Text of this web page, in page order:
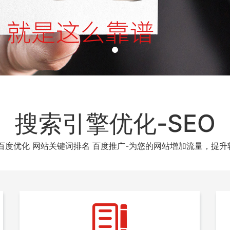
搜索引擎优化-SEO
度优化 网站关键词排名 百度推广-为您的网站增加流量，提升